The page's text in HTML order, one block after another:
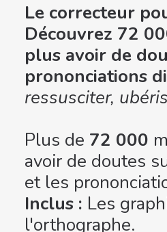
Le correcteur
Découvrez 72
plus avoir de
prononciations
ressusciter,
Plus de 72 000
avoir de doutes
et les
Inclus : Les
l'orthographe.